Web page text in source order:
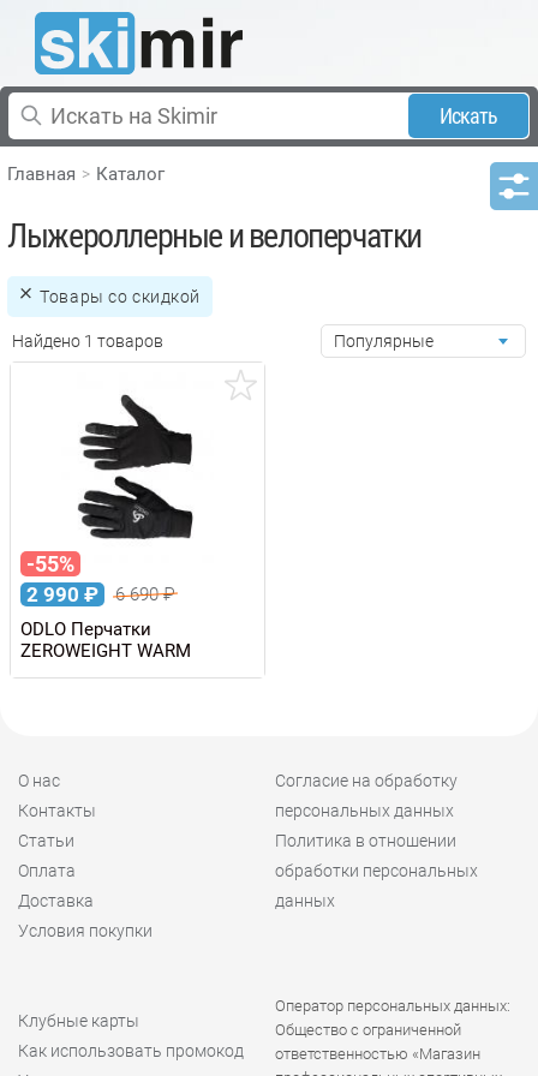
Искать
Главная Каталог
Лыжероллерные и велоперчатки
Товары со скидкой
Найдено 1 товаров Популярные
-55%
2 990 ₽ 6 690₽
ODLO Перчатки
ZEROWEIGHT WARM
О нас
Контакты
Статьи
Оплата
Доставка
Условия покупки
Согласие на обработку
персональных данных
Политика в отношении
обработки персональных
данных
Клубные карты
Как использовать промокод
Оператор персональных данных:
Общество с ограниченной
ответственностью «Магазин